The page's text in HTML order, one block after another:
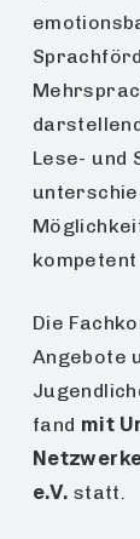
Lese- und
Die
Angebote
fand mit
e.V. statt.